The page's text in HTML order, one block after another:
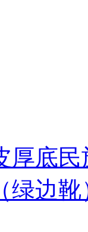
厚底
绿边靴